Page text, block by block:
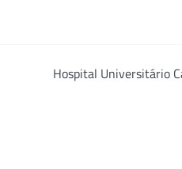
Hospital Universitário